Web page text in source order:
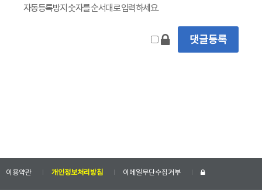
자동등록방지 숫자를 순서대로 입력하세요.
이용약관 개인정보처리방침 이메일무단수집거부